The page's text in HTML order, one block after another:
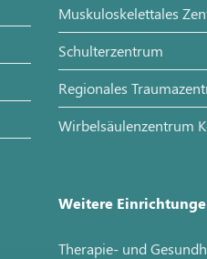
Muskuloskelettales
Schulterzentrum
Regionales
Wirbelsäulenzentrum
Weitere
Therapie- und